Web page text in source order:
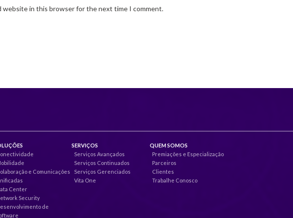
website in this browser for the next time I comment.
e Comunicações
Center
Security
de
SERVIÇOS
Serviços Avançados
Serviços Continuados
Serviços Gerenciados
Vita One
QUEM SOMOS
Premiações e Especialização
Parceiros
Clientes
Trabalhe Conosco